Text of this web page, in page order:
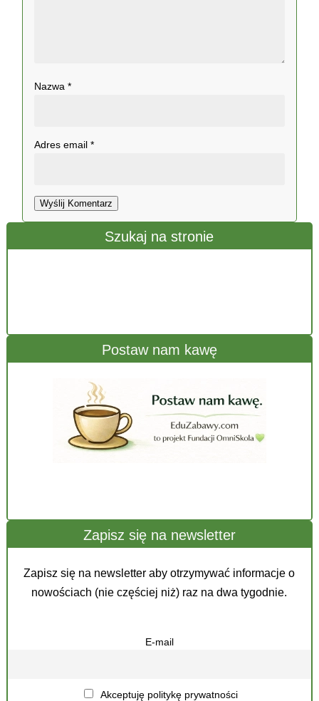
Szukaj na stronie
Postaw nam kawę
Zapisz się na newsletter
Zapisz się na newsletter aby otrzymywać informacje o
nowościach (nie częściej niż) raz na dwa tygodnie.
E-mail
Akceptuję politykę prywatności
Nazwa*
Adres email*
Wyślij Komentarz